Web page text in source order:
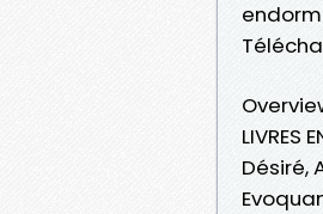
LIVRES
Désiré,